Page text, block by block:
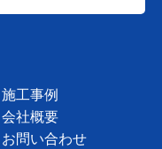
施工事例
会社概要
お問い合わせ